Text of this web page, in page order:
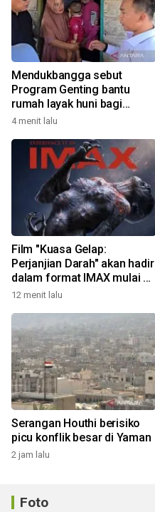
Mendukbangga sebut
Program Genting bantu
rumah layak huni bagi
keluarga stunting
4 menit lalu
Film "Kuasa Gelap:
Perjanjian Darah" akan hadir
dalam format IMAX mulai 8
Oktober
12 menit lalu
Serangan Houthi berisiko
picu konflik besar di Yaman
2 jam lalu
Foto